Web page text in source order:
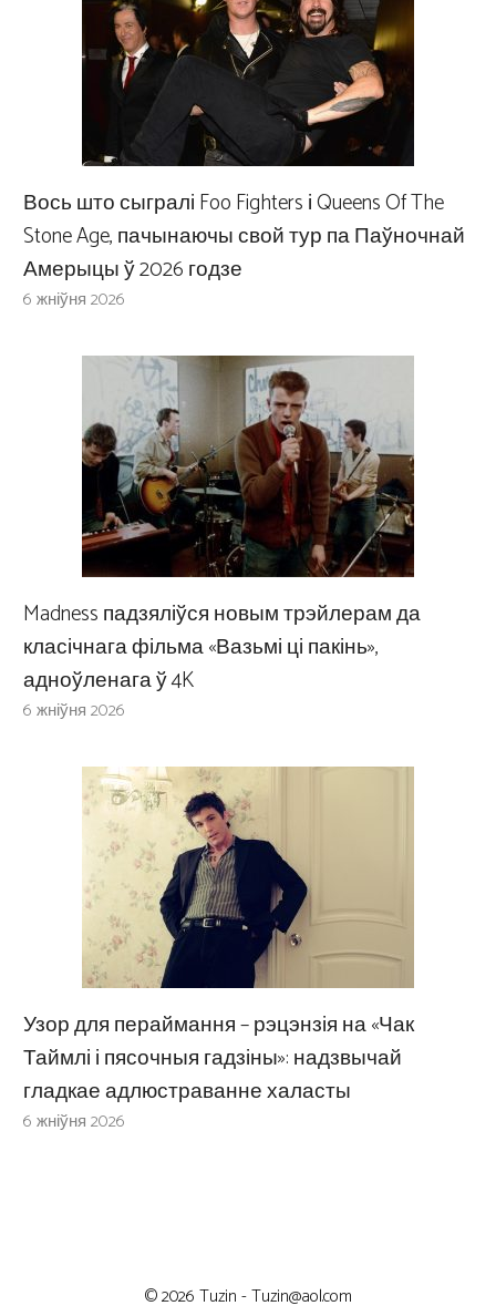
Вось што сыгралі Foo Fighters і Queens Of The
Stone Age, пачынаючы свой тур па Паўночнай
Амерыцы ў 2026 годзе
6 жніўня 2026
Madness падзяліўся новым трэйлерам да
класічнага фільма «Вазьмі ці пакінь»,
адноўленага ў 4K
6 жніўня 2026
Узор для пераймання – рэцэнзія на «Чак
Таймлі і пясочныя гадзіны»: надзвычай
гладкае адлюстраванне халасты
6 жніўня 2026
© 2026 Tuzin -Tuzin@aol.com